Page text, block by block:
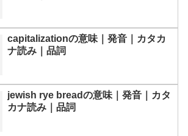
capitalizationの意味｜発音｜カタカ
ナ読み｜品詞
jewish rye breadの意味｜発音｜カタ
カナ読み｜品詞